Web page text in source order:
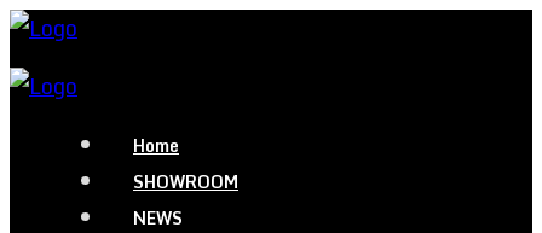
Home
SHOWROOM
NEWS